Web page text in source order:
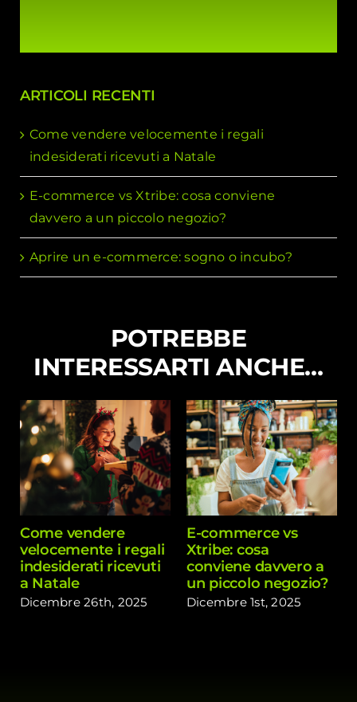
ARTICOLI RECENTI
Come vendere velocemente i regali
indesiderati ricevuti a Natale
E-commerce vs Xtribe: cosa conviene
davvero a un piccolo negozio?
Aprire un e-commerce: sogno o incubo?
POTREBBE
INTERESSARTI ANCHE…
Come vendere
velocemente i regali
indesiderati ricevuti
a Natale
Dicembre 26th, 2025
E-commerce vs
Xtribe: cosa
conviene davvero a
un piccolo negozio?
Dicembre 1st, 2025